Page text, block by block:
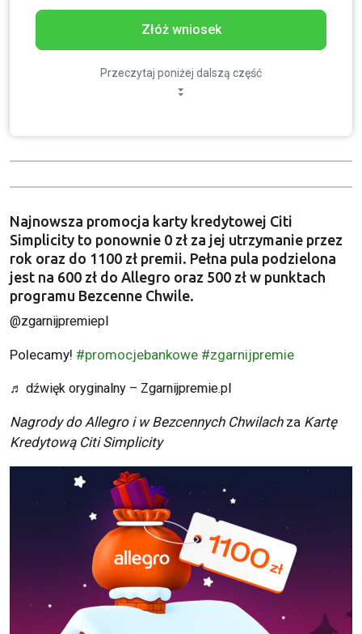
Złóż wniosek
Przeczytaj poniżej dalszą część
Najnowsza promocja karty kredytowej Citi
Simplicity to ponownie 0 zł za jej utrzymanie przez
rok oraz do 1100 zł premii. Pełna pula podzielona
jest na 600 zł do Allegro oraz 500 zł w punktach
programu Bezcenne Chwile.
@zgarnijpremiepl
Polecamy! #promocjebankowe #zgarnijpremie
♬ dźwięk oryginalny – Zgarnijpremie.pl
Nagrody do Allegro i w Bezcennych Chwilachza Kartę
Kredytową Citi Simplicity